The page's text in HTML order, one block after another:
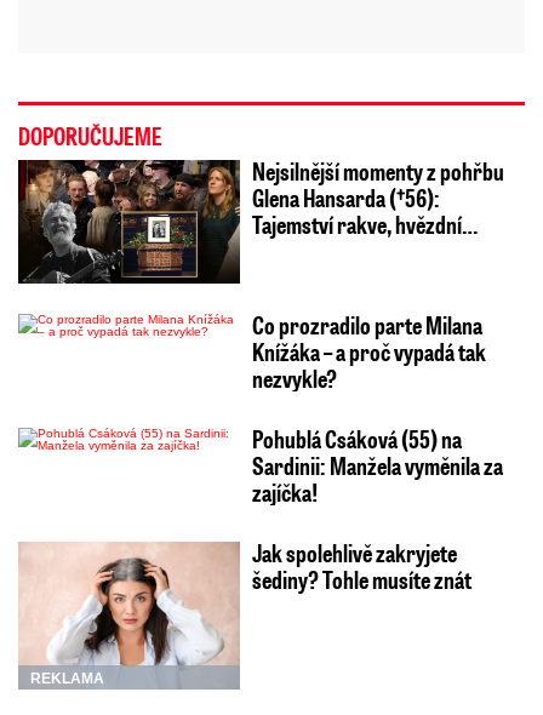
DOPORUČUJEME
Nejsilnější momenty z pohřbu
Glena Hansarda (†56):
Tajemství rakve, hvězdní…
Co prozradilo parte Milana
Knížáka – a proč vypadá tak
nezvykle?
Pohublá Csáková (55) na
Sardinii: Manžela vyměnila za
zajíčka!
REKLAMA
Jak spolehlivě zakryjete
šediny? Tohle musíte znát